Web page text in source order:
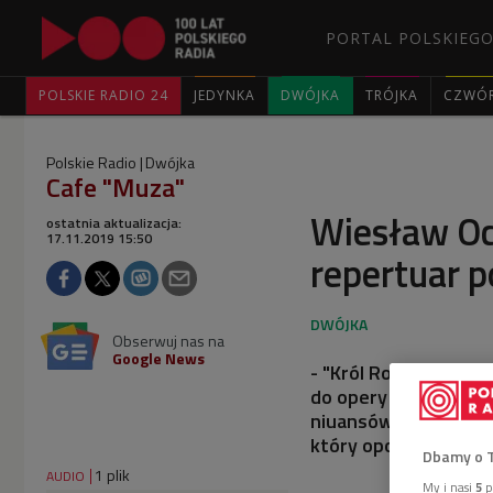
PORTAL
POLSKIE RADIO 24 JEDYNKA DWÓJKA TRÓJKA
Polskie Radio Dwójka
Cafe "Muza"
Wiesław
repertuar
ostatnia aktualizacja:
17.11.2019 15:50
Obserwuj nas na
Google News
- "Król Roger" jest
do opery na ten
niuansów, to się
który opowiadał o
AUDIO 1 plik
Dbamy o
My i nasi 5